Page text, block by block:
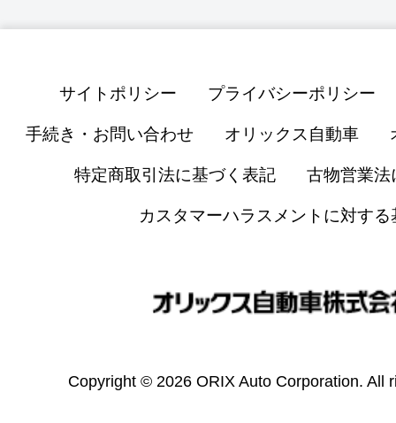
サイトポリシー プライバシーポリシー
手続き・お問い合わせ オリックス自動車
特定商取引法に基づく表記 古物営業法
カスタマーハラスメントに対する
Copyright © 2026 ORIX Auto Corporation. All